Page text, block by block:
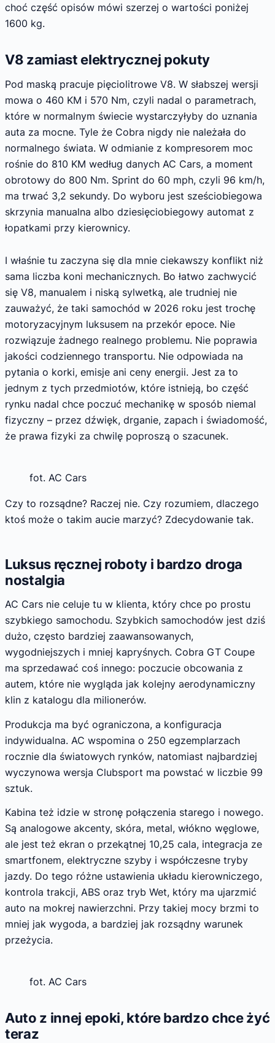
choć część opisów mówi szerzej o wartości poniżej
1600 kg.
V8 zamiast elektrycznej pokuty
Pod maską pracuje pięciolitrowe V8. W słabszej wersji
mowa o 460 KM i 570 Nm, czyli nadal o parametrach,
które w normalnym świecie wystarczyłyby do uznania
auta za mocne. Tyle że Cobra nigdy nie należała do
normalnego świata. W odmianie z kompresorem moc
rośnie do 810 KM według danych AC Cars, a moment
obrotowy do 800 Nm. Sprint do 60 mph, czyli 96 km/h,
ma trwać 3,2 sekundy. Do wyboru jest sześciobiegowa
skrzynia manualna albo dziesięciobiegowy automat z
łopatkami przy kierownicy.
I właśnie tu zaczyna się dla mnie ciekawszy konflikt niż
sama liczba koni mechanicznych. Bo łatwo zachwycić
się V8, manualem i niską sylwetką, ale trudniej nie
zauważyć, że taki samochód w 2026 roku jest trochę
motoryzacyjnym luksusem na przekór epoce. Nie
rozwiązuje żadnego realnego problemu. Nie poprawia
jakości codziennego transportu. Nie odpowiada na
pytania o korki, emisje ani ceny energii. Jest za to
jednym z tych przedmiotów, które istnieją, bo część
rynku nadal chce poczuć mechanikę w sposób niemal
fizyczny – przez dźwięk, drganie, zapach i świadomość,
że prawa fizyki za chwilę poproszą o szacunek.
fot. AC Cars
Czy to rozsądne? Raczej nie. Czy rozumiem, dlaczego
ktoś może o takim aucie marzyć? Zdecydowanie tak.
Luksus ręcznej roboty i bardzo droga
nostalgia
AC Cars nie celuje tu w klienta, który chce po prostu
szybkiego samochodu. Szybkich samochodów jest dziś
dużo, często bardziej zaawansowanych,
wygodniejszych i mniej kapryśnych. Cobra GT Coupe
ma sprzedawać coś innego: poczucie obcowania z
autem, które nie wygląda jak kolejny aerodynamiczny
klin z katalogu dla milionerów.
Produkcja ma być ograniczona, a konfiguracja
indywidualna. AC wspomina o 250 egzemplarzach
rocznie dla światowych rynków, natomiast najbardziej
wyczynowa wersja Clubsport ma powstać w liczbie 99
sztuk.
Kabina też idzie w stronę połączenia starego i nowego.
Są analogowe akcenty, skóra, metal, włókno węglowe,
ale jest też ekran o przekątnej 10,25 cala, integracja ze
smartfonem, elektryczne szyby i współczesne tryby
jazdy. Do tego różne ustawienia układu kierowniczego,
kontrola trakcji, ABS oraz tryb Wet, który ma ujarzmić
auto na mokrej nawierzchni. Przy takiej mocy brzmi to
mniej jak wygoda, a bardziej jak rozsądny warunek
przeżycia.
fot. AC Cars
Auto z innej epoki, które bardzo chce żyć
teraz